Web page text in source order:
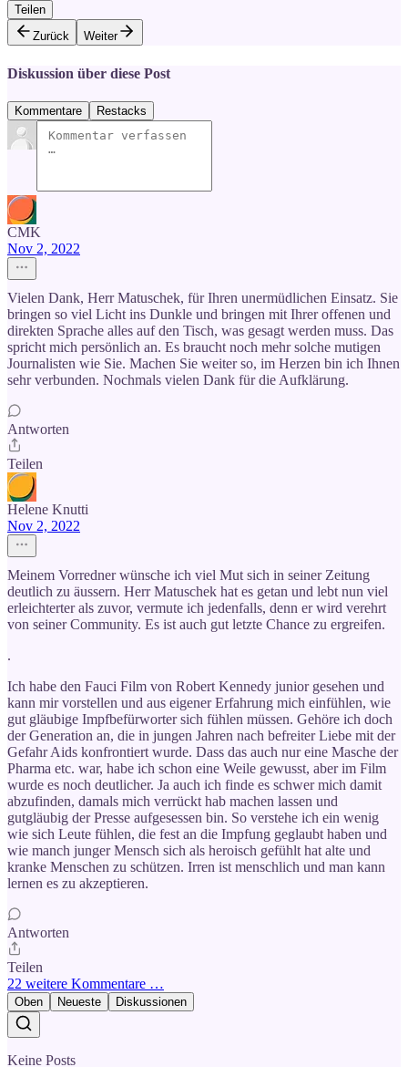
Teilen
Zurück
Weiter
Diskussion über diese Post
Kommentare Restacks
CMK
Nov 2, 2022
Vielen Dank, Herr Matuschek, für Ihren unermüdlichen Einsatz. Sie
bringen so viel Licht ins Dunkle und bringen mit Ihrer offenen und
direkten Sprache alles auf den Tisch, was gesagt werden muss. Das
spricht mich persönlich an. Es braucht noch mehr solche mutigen
Journalisten wie Sie. Machen Sie weiter so, im Herzen bin ich Ihnen
sehr verbunden. Nochmals vielen Dank für die Aufklärung.
Antworten
Teilen
Helene Knutti
Nov 2, 2022
Meinem Vorredner wünsche ich viel Mut sich in seiner Zeitung
deutlich zu äussern. Herr Matuschek hat es getan und lebt nun viel
erleichterter als zuvor, vermute ich jedenfalls, denn er wird verehrt
von seiner Community. Es ist auch gut letzte Chance zu ergreifen.
.
Ich habe den Fauci Film von Robert Kennedy junior gesehen und
kann mir vorstellen und aus eigener Erfahrung mich einfühlen, wie
gut gläubige Impfbefürworter sich fühlen müssen. Gehöre ich doch
der Generation an, die in jungen Jahren nach befreiter Liebe mit der
Gefahr Aids konfrontiert wurde. Dass das auch nur eine Masche der
Pharma etc. war, habe ich schon eine Weile gewusst, aber im Film
wurde es noch deutlicher. Ja auch ich finde es schwer mich damit
abzufinden, damals mich verrückt hab machen lassen und
gutgläubig der Presse aufgesessen bin. So verstehe ich ein wenig
wie sich Leute fühlen, die fest an die Impfung geglaubt haben und
wie manch junger Mensch sich als heroisch gefühlt hat alte und
kranke Menschen zu schützen. Irren ist menschlich und man kann
lernen es zu akzeptieren.
Antworten
Teilen
22 weitere Kommentare …
Oben Neueste Diskussionen
Keine Posts